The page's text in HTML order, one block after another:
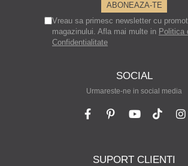
Vreau sa primesc newsletter cu
magazinului. Afla mai multe in Politica
Confidentialitate
SOCIAL
Urmareste-ne in social media
SUPORT CLIENTI